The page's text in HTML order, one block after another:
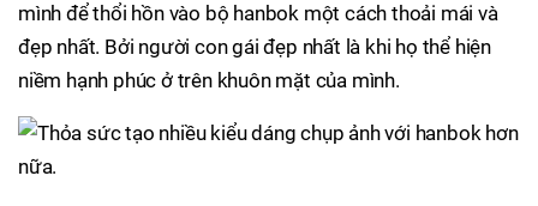
mình để thổi hồn vào bộ hanbok một cách thoải mái và
đẹp nhất. Bởi người con gái đẹp nhất là khi họ thể hiện
niềm hạnh phúc ở trên khuôn mặt của mình.